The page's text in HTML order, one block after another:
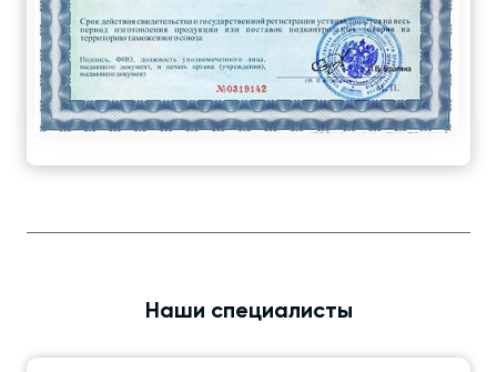
Наши специалисты